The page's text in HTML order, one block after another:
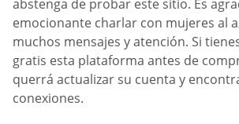
abstenga de probar este sitio. Es
emocionante charlar con mujeres al
muchos mensajes y atención. Si
gratis esta plataforma antes de
querrá actualizar su cuenta y
conexiones.